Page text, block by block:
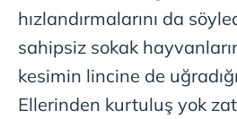
hızlandırmalarını da
sahipsiz sokak
kesimin lincine de
Ellerinden kurtuluş yok